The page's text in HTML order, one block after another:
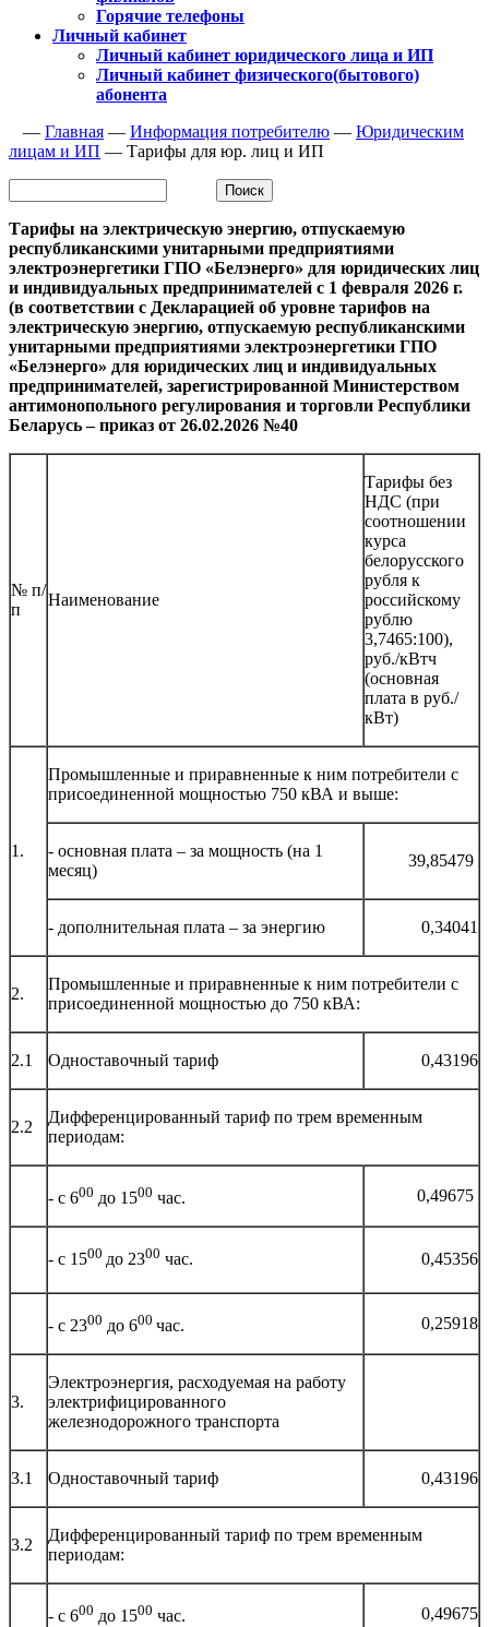
Горячие телефоны
Личный кабинет
Личный кабинет юридического лица и ИП
Личный кабинет физического(бытового)
абонента
— Главная — Информация потребителю — Юридическим
лицам и ИП — Тарифы для юр. лиц и ИП
Тарифы на электрическую энергию, отпускаемую
республиканскими унитарными предприятиями
электроэнергетики ГПО «Белэнерго» для юридических лиц
и индивидуальных предпринимателей с 1 февраля 2026 г.
(в соответствии с Декларацией об уровне тарифов на
электрическую энергию, отпускаемую республиканскими
унитарными предприятиями электроэнергетики ГПО
«Белэнерго» для юридических лиц и индивидуальных
предпринимателей, зарегистрированной Министерством
антимонопольного регулирования и торговли Республики
Беларусь – приказ от 26.02.2026 №40
№ п/
п
Наименование
Тарифы без
НДС (при
соотношении
курса
белорусского
рубля к
российскому
рублю
3,7465:100),
руб./кВтч
(основная
плата в руб./
кВт)
1.
Промышленные и приравненные к ним потребители с
присоединенной мощностью 750 кВА и выше:
- основная плата – за мощность (на 1
месяц)
39,85479
- дополнительная плата – за энергию 0,34041
2.
Промышленные и приравненные к ним потребители с
присоединенной мощностью до 750 кВА:
2.1 Одноставочный тариф 0,43196
2.2
Дифференцированный тариф по трем временным
периодам:
- с 600 до 1500 час. 0,49675
- с 1500 до 2300 час. 0,45356
- с 2300 до 600 час. 0,25918
3.
Электроэнергия, расходуемая на работу
электрифицированного
железнодорожного транспорта
3.1 Одноставочный тариф 0,43196
3.2
Дифференцированный тариф по трем временным
периодам:
- с 600 до 1500 час. 0,49675